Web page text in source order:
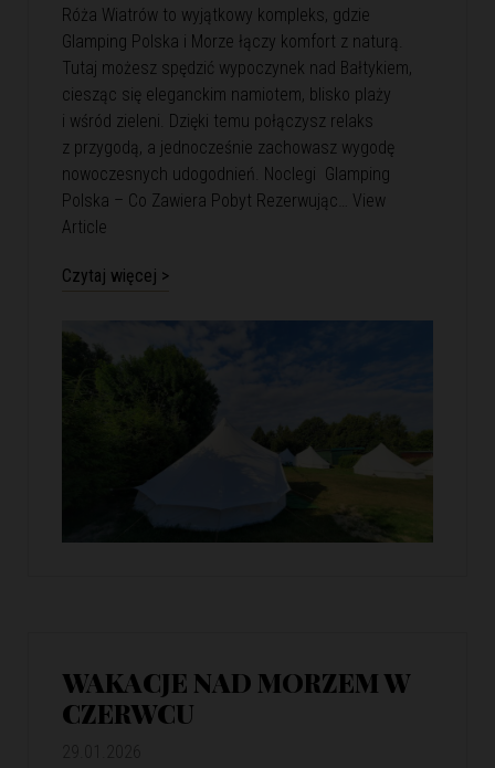
Róża Wiatrów to wyjątkowy kompleks, gdzie
Glamping Polska i Morze łączy komfort z naturą.
Tutaj możesz spędzić wypoczynek nad Bałtykiem,
ciesząc się eleganckim namiotem, blisko plaży
i wśród zieleni. Dzięki temu połączysz relaks
z przygodą, a jednocześnie zachowasz wygodę
nowoczesnych udogodnień. Noclegi Glamping
Polska – Co Zawiera Pobyt Rezerwując… View
Article
Czytaj więcej >
WAKACJE NAD MORZEM W
CZERWCU